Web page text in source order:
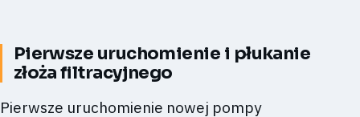
Pierwsze uruchomienie i płukanie
złoża filtracyjnego
Pierwsze uruchomienie nowej pompy